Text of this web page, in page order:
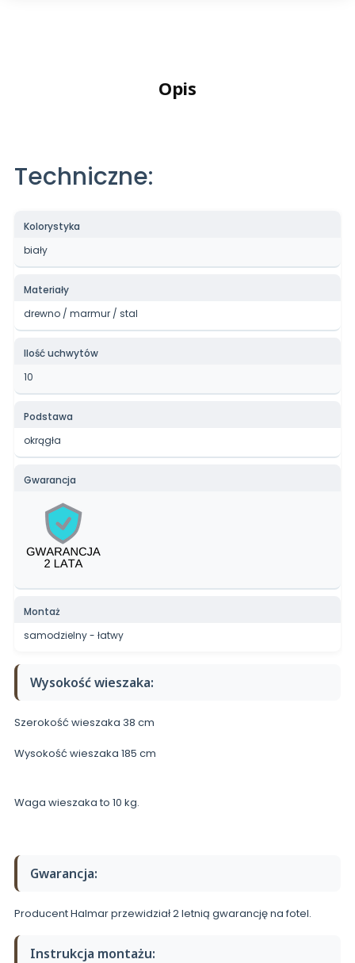
Opis
Techniczne:
Kolorystyka
biały
Materiały
drewno / marmur / stal
Ilość uchwytów
10
Podstawa
okrągła
Gwarancja
Montaż
samodzielny - łatwy
Wysokość wieszaka:
Szerokość wieszaka 38 cm
Wysokość wieszaka 185 cm
Waga wieszaka to 10 kg.
Gwarancja:
Producent Halmar przewidział 2 letnią gwarancję na fotel.
Instrukcja montażu: